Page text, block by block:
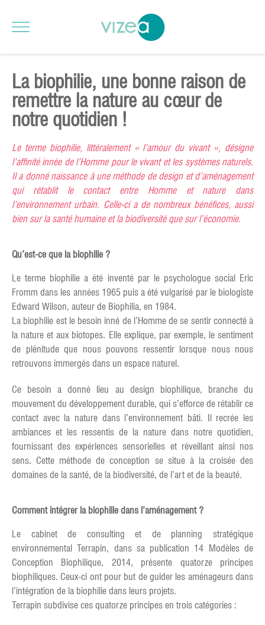
La biophilie, une bonne raison de
remettre la nature au cœur de
notre quotidien !
Le terme biophilie, littéralement « l’amour du vivant », désigne
l’affinité innée de l’Homme pour le vivant et les systèmes naturels.
Il a donné naissance à une méthode de design et d’aménagement
qui rétablit le contact entre Homme et nature dans
l’environnement urbain. Celle-ci a de nombreux bénéfices, aussi
bien sur la santé humaine et la biodiversité que sur l’économie.
Qu’est-ce que la biophilie ?
Le terme biophilie a été inventé par le psychologue social Eric
Fromm dans les années 1965 puis a été vulgarisé par le biologiste
Edward Wilson, auteur de Biophilia, en 1984.
La biophilie est le besoin inné de l’Homme de se sentir connecté à
la nature et aux biotopes. Elle explique, par exemple, le sentiment
de plénitude que nous pouvons ressentir lorsque nous nous
retrouvons immergés dans un espace naturel.
Ce besoin a donné lieu au design biophilique, branche du
mouvement du développement durable, qui s’efforce de rétablir ce
contact avec la nature dans l’environnement bâti. Il recrée les
ambiances et les ressentis de la nature dans notre quotidien,
fournissant des expériences sensorielles et réveillant ainsi nos
sens. Cette méthode de conception se situe à la croisée des
domaines de la santé, de la biodiversité, de l’art et de la beauté.
Comment intégrer la biophilie dans l’aménagement ?
Le cabinet de consulting et de planning stratégique
environnemental Terrapin, dans sa publication 14 Modèles de
Conception Biophilique, 2014, présente quatorze principes
biophiliques. Ceux-ci ont pour but de guider les aménageurs dans
l’intégration de la biophilie dans leurs projets.
Terrapin subdivise ces quatorze principes en trois catégories :